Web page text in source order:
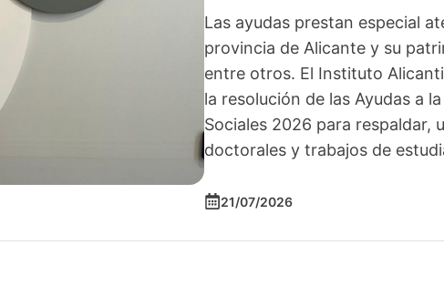
Las ayudas prestan especial
provincia de Alicante y su
entre otros. El Instituto
la resolución de las Ayudas a
Sociales 2026 para respaldar,
doctorales y trabajos de
21/07/2026